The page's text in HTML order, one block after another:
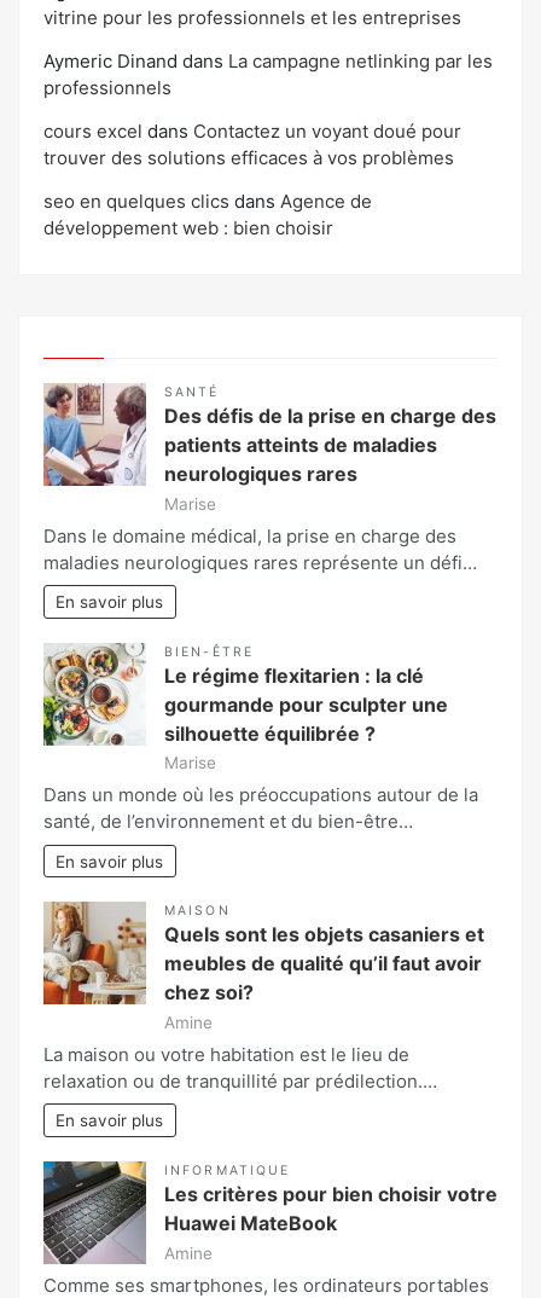
vitrine pour les professionnels et les entreprises
Aymeric Dinand dans La campagne netlinking par les
professionnels
cours excel dans Contactez un voyant doué pour
trouver des solutions efficaces à vos problèmes
seo en quelques clics dans Agence de
développement web : bien choisir
SANTÉ
Des défis de la prise en charge des
patients atteints de maladies
neurologiques rares
Marise
Dans le domaine médical, la prise en charge des
maladies neurologiques rares représente un défi…
En savoir plus
BIEN-ÊTRE
Le régime flexitarien : la clé
gourmande pour sculpter une
silhouette équilibrée ?
Marise
Dans un monde où les préoccupations autour de la
santé, de l’environnement et du bien-être…
En savoir plus
MAISON
Quels sont les objets casaniers et
meubles de qualité qu’il faut avoir
chez soi?
Amine
La maison ou votre habitation est le lieu de
relaxation ou de tranquillité par prédilection.…
En savoir plus
INFORMATIQUE
Les critères pour bien choisir votre
Huawei MateBook
Amine
Comme ses smartphones, les ordinateurs portables